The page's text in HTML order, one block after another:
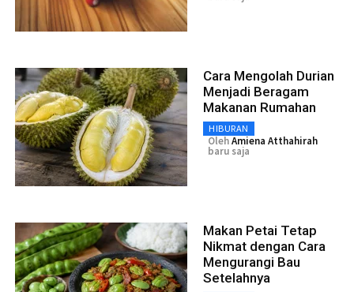
Cara Mengolah Durian
Menjadi Beragam
Makanan Rumahan
HIBURAN
OlehAmiena Atthahirah
baru saja
Makan Petai Tetap
Nikmat dengan Cara
Mengurangi Bau
Setelahnya